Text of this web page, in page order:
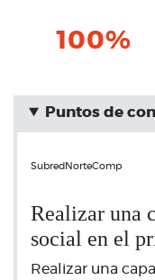
100%
Puntos de
SubredNorteComp
Realizar una
social en el
Realizar una